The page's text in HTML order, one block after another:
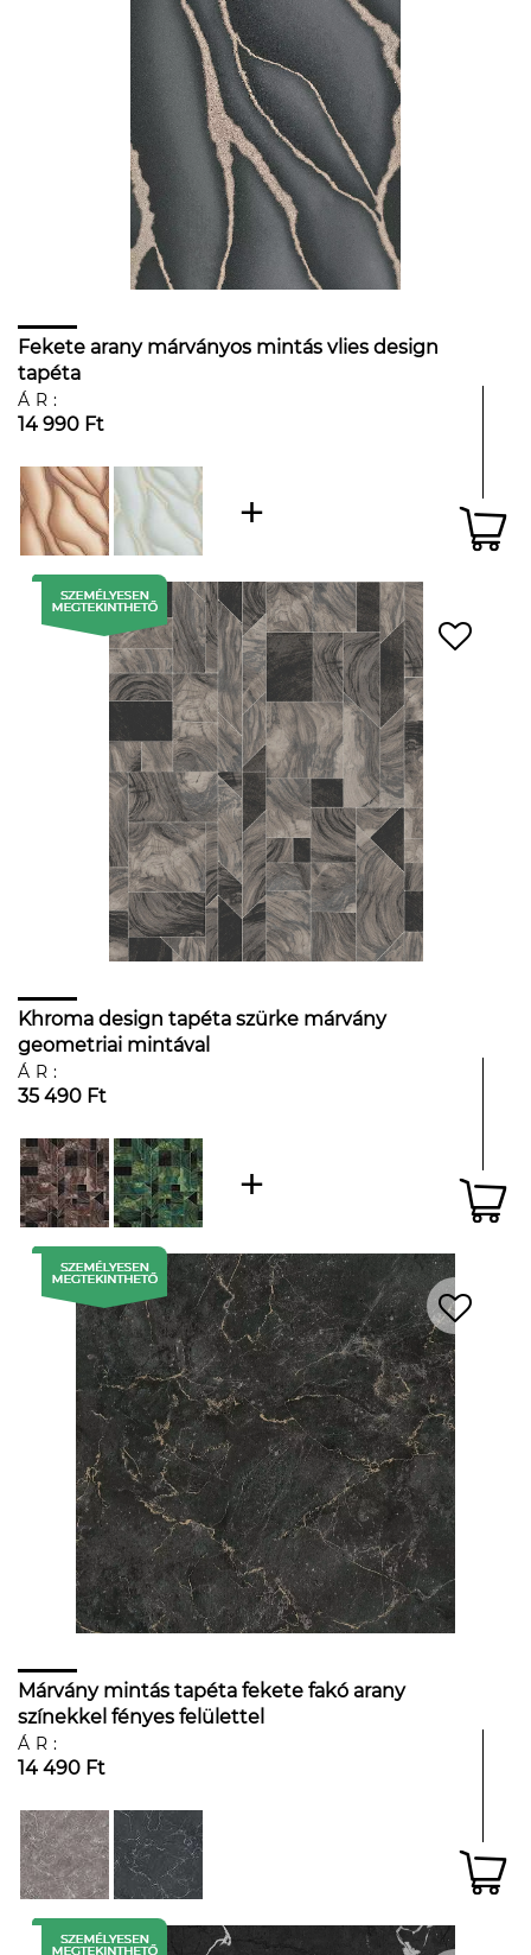
Fekete arany márványos mintás vlies design
tapéta
ÁR:
14 990 Ft
Khroma design tapéta szürke márvány
geometriai mintával
ÁR:
35 490 Ft
Márvány mintás tapéta fekete fakó arany
színekkel fényes felülettel
ÁR:
14 490 Ft